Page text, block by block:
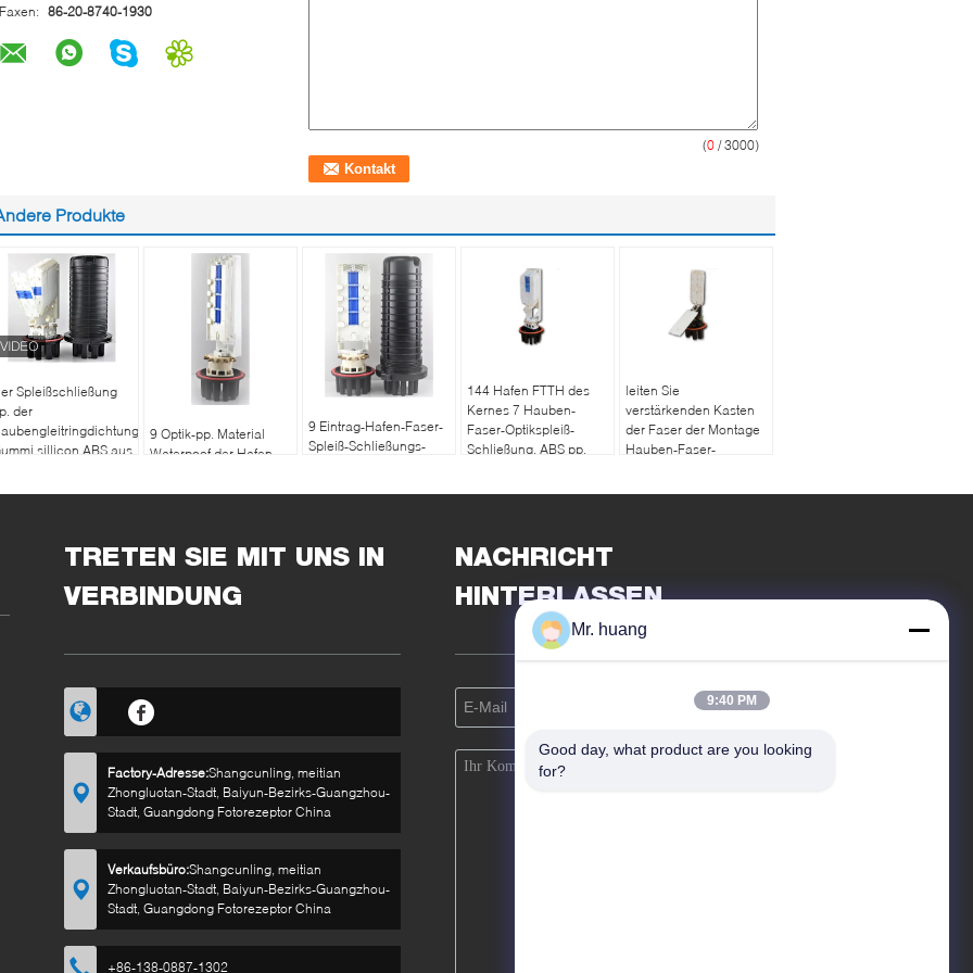
Faxen: 86-20-8740-1930
(0 / 3000)
Produkte
Spleißschließung
der
sillicon ABS aus
9 Optik-pp. Material
Waterpoof der Hafen-
Schließungs-Faser-
9 Eintrag-Hafen-Faser-
Spleiß-Schließungs-
144 Hafen FTTH des
Kernes 7 Hauben-
Faser-Optikspleiß-
Schließung, ABS pp.
leiten Sie
verstärkenden Kasten
der Faser der Montage
Hauben-Faser-
TRETEN SIE MIT UNS IN
VERBINDUNG
Factory-Adresse:Shangcunling, meitian
Zhongluotan-Stadt, Baiyun-Bezirks-Guangzhou-
Stadt, Guangdong Fotorezeptor China
Verkaufsbüro:Shangcunling, meitian
Zhongluotan-Stadt, Baiyun-Bezirks-Guangzhou-
Stadt, Guangdong Fotorezeptor China
+86-138-0887-1302
NACHRICHT
HINTERLASSEN
Mr. huang
9:40 PM
Good day, what product are you looking
for?